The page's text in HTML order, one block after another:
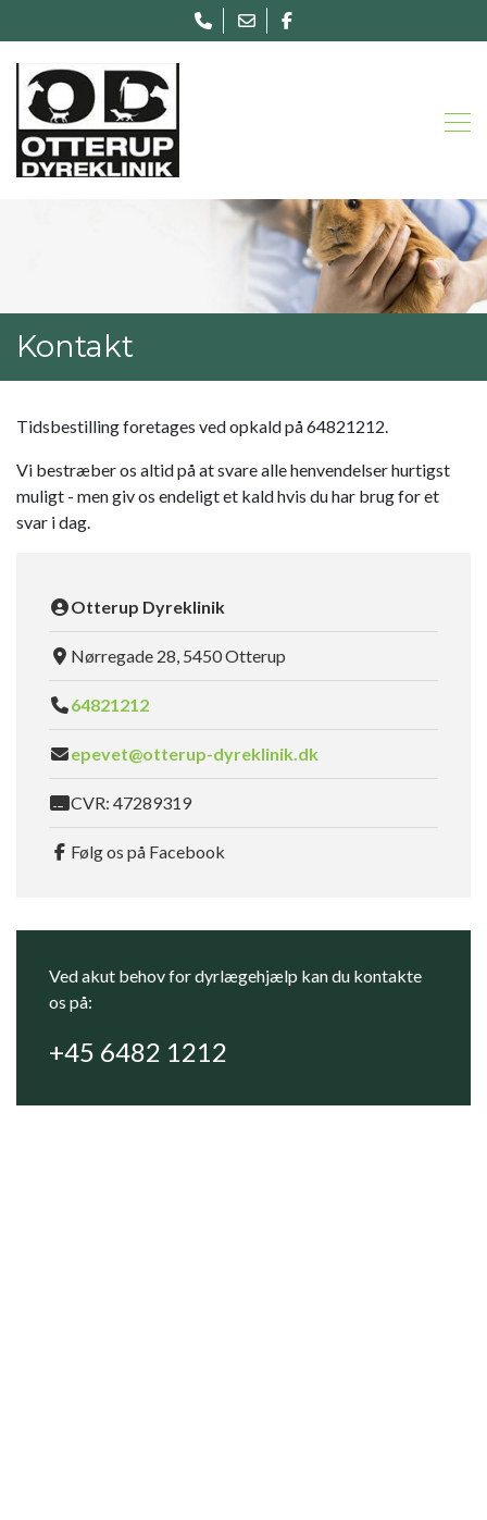
til
hovedindhold
Kontakt
Tidsbestilling foretages ved opkald på 64821212.
Vi bestræber os altid på at svare alle henvendelser hurtigst
muligt - men giv os endeligt et kald hvis du har brug for et
svar i dag.
Otterup Dyreklinik
Nørregade 28, 5450 Otterup
64821212
epevet@otterup-dyreklinik.dk
CVR: 47289319
Følg os på Facebook
Ved akut behov for dyrlægehjælp kan du kontakte
os på:
+45 6482 1212